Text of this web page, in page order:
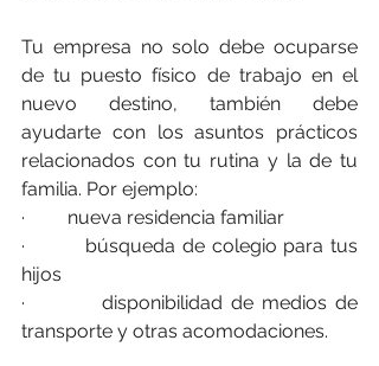
Tu empresa no solo debe ocuparse
de tu puesto físico de trabajo en el
nuevo destino, también debe
ayudarte con los asuntos prácticos
relacionados con tu rutina y la de tu
familia. Por ejemplo:
·         nueva residencia familiar
·         búsqueda de colegio para tus
hijos
·         disponibilidad de medios de
transporte y otras acomodaciones.